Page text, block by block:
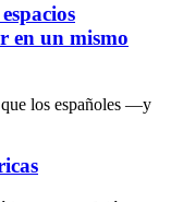
en un mismo
los españoles —y